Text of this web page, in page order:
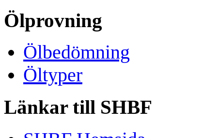
Ölprovning
Ölbedömning
Öltyper
Länkar till SHBF